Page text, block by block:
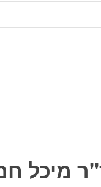
מיכל